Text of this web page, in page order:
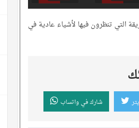
التي تنظرون فيها لأشياء عادية في
شارك في واتساب